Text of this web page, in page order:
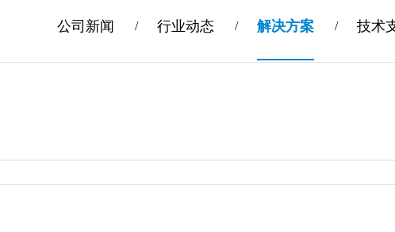
公司新闻 行业动态 解决方案 技术